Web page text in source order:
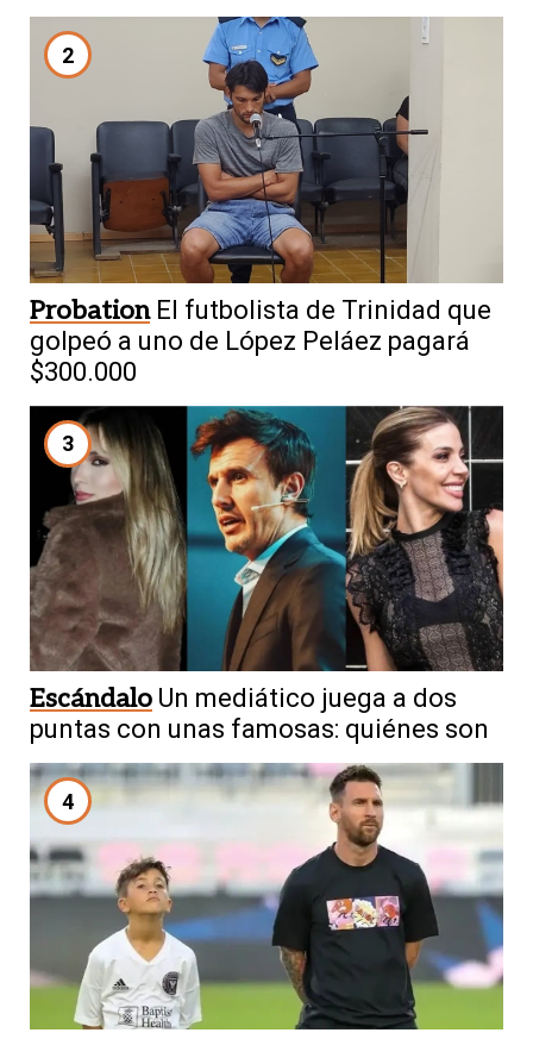
2
Probation El futbolista de Trinidad que
golpeó a uno de López Peláez pagará
$300.000
3
Escándalo Un mediático juega a dos
puntas con unas famosas: quiénes son
4